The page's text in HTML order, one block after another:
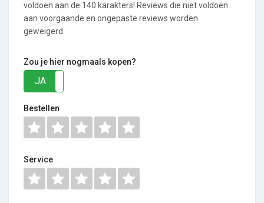
voldoen aan de 140 karakters! Reviews die niet voldoen
aan voorgaande en ongepaste reviews worden
geweigerd.
Zou je hier nogmaals kopen?
JA
Bestellen
Service